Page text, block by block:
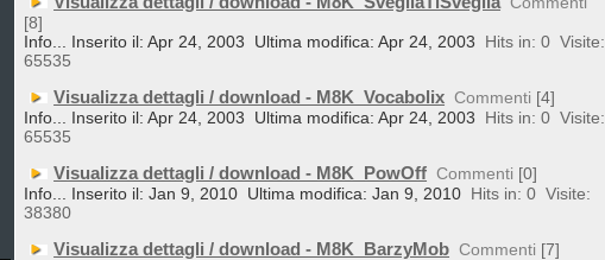
[8]
Info... Inserito il: Apr 24, 2003
Ultima modifica: Apr 24, 2003 Hits in: 0 Visite:
65535
Visualizza dettagli / download - M8K_Vocabolix Commenti [4]
Info... Inserito il: Apr 24, 2003
Ultima modifica: Apr 24, 2003 Hits in: 0 Visite:
65535
Visualizza dettagli / download - M8K_PowOff Commenti [0]
Info... Inserito il: Jan 9, 2010 Ultima modifica: Jan 9, 2010 Hits in: 0 Visite:
38380
Visualizza dettagli / download - M8K_BarzyMob Commenti [7]